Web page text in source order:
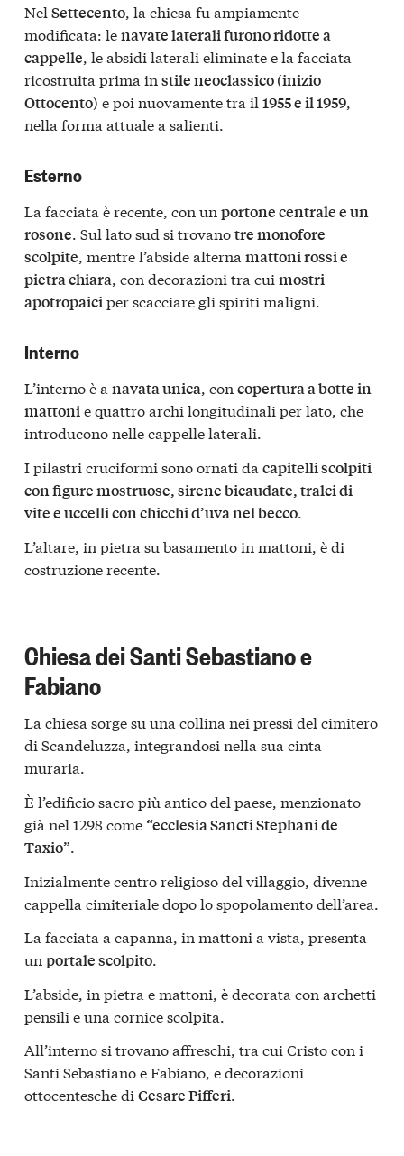
Nel Settecento, la chiesa fu ampiamente
modificata: lenavate laterali furono ridotte a
cappelle, le absidi laterali eliminate e la facciata
ricostruita prima in stile neoclassico (inizio
Ottocento) e poi nuovamente tra il 1955 e il 1959,
nella forma attuale a salienti.
Esterno
La facciata è recente, con un portone centrale e un
rosone. Sul lato sud si trovanotre monofore
scolpite, mentre l’abside alterna mattoni rossi e
pietra chiara, con decorazioni tra cui mostri
apotropaiciper scacciare gli spiriti maligni.
Interno
L’interno è a navata unica, con copertura a botte in
mattonie quattro archi longitudinali per lato, che
introducono nelle cappelle laterali.
I pilastri cruciformi sono ornati da capitelli scolpiti
con figure mostruose, sirene bicaudate, tralci di
vite e uccelli con chicchi d’uva nel becco.
L’altare, in pietra su basamento in mattoni, è di
costruzione recente.
Chiesa dei Santi Sebastiano e
Fabiano
La chiesa sorge su una collina nei pressi del cimitero
di Scandeluzza, integrandosi nella sua cinta
muraria.
È l’edificio sacro più antico del paese, menzionato
già nel 1298 come “ecclesia Sancti Stephani de
Taxio”.
Inizialmente centro religioso del villaggio, divenne
cappella cimiteriale dopo lo spopolamento dell’area.
La facciata a capanna, in mattoni a vista, presenta
un portale scolpito.
L’abside, in pietra e mattoni, è decorata con archetti
pensili e una cornice scolpita.
All’interno si trovano affreschi, tra cui Cristo con i
Santi Sebastiano e Fabiano, e decorazioni
ottocentesche di Cesare Pifferi.